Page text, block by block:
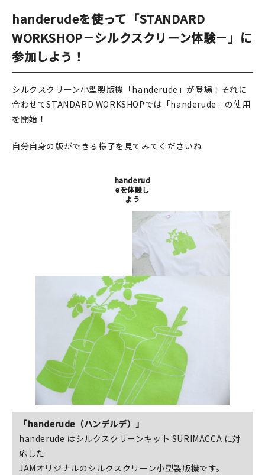
イベント・ワークショップ
ギャラリー
マイアカウント
handerudeを使って「STANDARD
WORKSHOP－シルクスクリーン体験－」に
参加しよう！
シルクスクリーン小型製版機「handerude」が登場！それに
合わせてSTANDARD WORKSHOPでは「handerude」の使用
を開始！
自分自身の版ができる様子を見てみてくださいね
handerud
eを体験し
よう
「handerude（ハンデルデ）」
handerude はシルクスクリーンキット SURIMACCA に対
応した
JAMオリジナルのシルクスクリーン小型製版機です。